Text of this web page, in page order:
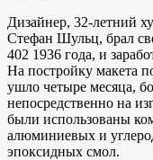
Дизайнер, 32-летний
Стефан Шульц, брал
402 1936 года, и
На постройку макета
ушло четыре месяца,
непосредственно на
были использованы
алюминиевых и
эпоксидных смол.